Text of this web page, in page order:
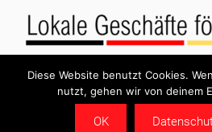
© 2026 Stadtgutschein kaufen |
Stadtguthaben
Diese Website benutzt Cookies.
nutzt, gehen wir von deinem
OK